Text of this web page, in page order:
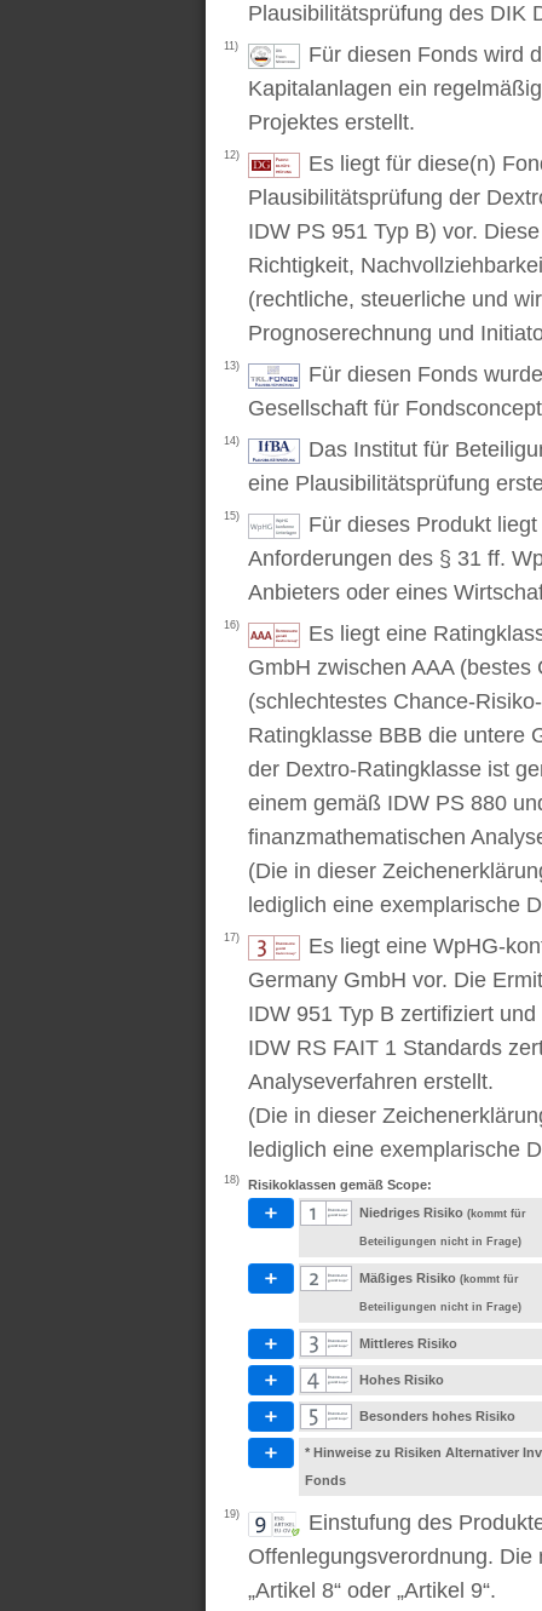
Plausibilitätsprüfung des DIK
11)
Für diesen Fonds wird
Kapitalanlagen ein
Projektes erstellt.
12)
Es liegt für diese(n)
Plausibilitätsprüfung der
IDW PS 951 Typ B) vor.
Richtigkeit,
(rechtliche, steuerliche und
Prognoserechnung und
13)
Für diesen Fonds
Gesellschaft für
14)
Das Institut für
eine Plausibilitätsprüfung
15)
Für dieses Produkt
Anforderungen des § 31 ff.
Anbieters oder eines
16)
Es liegt eine
GmbH zwischen AAA
(schlechtestes Chance-
Ratingklasse BBB die untere
der Dextro-Ratingklasse ist
einem gemäß IDW PS 880
finanzmathematischen
(Die in dieser
lediglich eine exemplarische
17)
Es liegt eine WpHG-
Germany GmbH vor. Die
IDW 951 Typ B zertifiziert
IDW RS FAIT 1 Standards
Analyseverfahren erstellt.
(Die in dieser
lediglich eine exemplarische
18)
Risikoklassen gemäß Scope:
Niedriges Risiko (kommt für
Beteiligungen nicht in Frage)
Mäßiges Risiko (kommt für
Beteiligungen nicht in Frage)
Mittleres Risiko
Hohes Risiko
Besonders hohes Risiko
* Hinweise zu Risiken Alternativer
Fonds
19)
Einstufung des
Offenlegungsverordnung. Die
„Artikel 8“ oder „Artikel 9“.